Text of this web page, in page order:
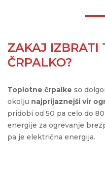
ZAKAJ IZBRATI
ČRPALKO?
Toplotne črpalke so
okolju najprijaznejši vir
pridobi od 50 pa celo do
energije za ogrevanje
pa je električna energija.